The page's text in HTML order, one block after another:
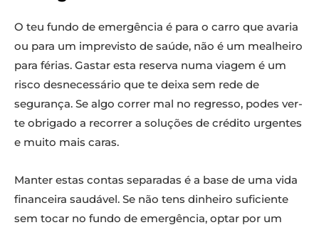
O teu fundo de emergência é para o carro que avaria
ou para um imprevisto de saúde, não é um mealheiro
para férias. Gastar esta reserva numa viagem é um
risco desnecessário que te deixa sem rede de
segurança. Se algo correr mal no regresso, podes ver-
te obrigado a recorrer a soluções de crédito urgentes
e muito mais caras.
Manter estas contas separadas é a base de uma vida
financeira saudável. Se não tens dinheiro suficiente
sem tocar no fundo de emergência, optar por um